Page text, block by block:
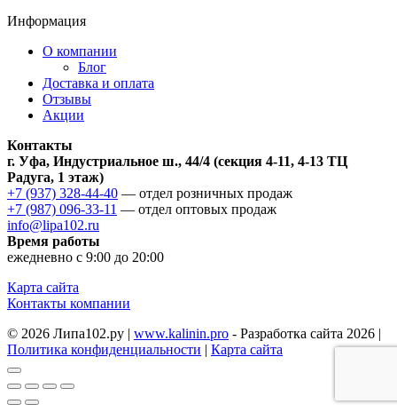
Информация
О компании
Блог
Доставка и оплата
Отзывы
Акции
Контакты
г. Уфа, Индустриальное ш., 44/4 (секция 4-11, 4-13 ТЦ
Радуга, 1 этаж)
+7 (937) 328-44-40 — отдел розничных продаж
+7 (987) 096-33-11 — отдел оптовых продаж
info@lipa102.ru
Время работы
ежедневно с 9:00 до 20:00
Карта сайта
Контакты компании
© 2026 Липа102.ру | www.kalinin.pro - Разработка сайта 2026 |
Политика конфиденциальности | Карта сайта